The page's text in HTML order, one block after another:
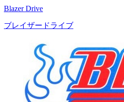
Blazer Drive
ブレイザードライブ